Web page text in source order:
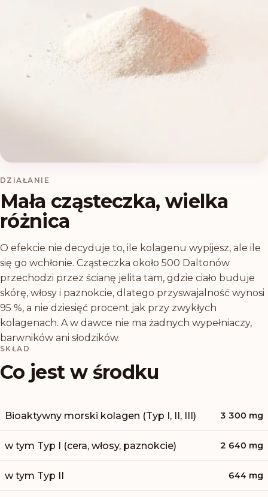
DZIAŁANIE
Mała cząsteczka, wielka
różnica
O efekcie nie decyduje to, ile kolagenu wypijesz, ale ile
się go wchłonie. Cząsteczka około 500 Daltonów
przechodzi przez ścianę jelita tam, gdzie ciało buduje
skórę, włosy i paznokcie, dlatego przyswajalność wynosi
95 %, a nie dziesięć procent jak przy zwykłych
kolagenach. A w dawce nie ma żadnych wypełniaczy,
barwników ani słodzików.
SKŁAD
Co jest w środku
Bioaktywny morski kolagen (Typ I, II, III) 3 300 mg
w tym Typ I (cera, włosy, paznokcie) 2 640 mg
w tym Typ II 644 mg